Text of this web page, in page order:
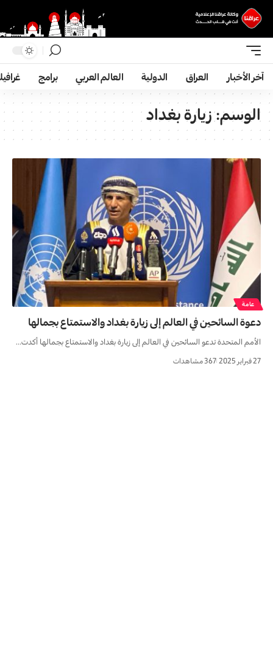
آخر الأخبار العراق الدولية العالم العربي برامج
الوسم:زيارة بغداد
عامة
دعوة السائحين في العالم إلى زيارة بغداد والاستمتاع بجمالها
الأمم المتحدة تدعو السائحين في العالم إلى زيارة بغداد والاستمتاع بجمالها أكدت…
27 فبراير 2025 367 مشاهدات